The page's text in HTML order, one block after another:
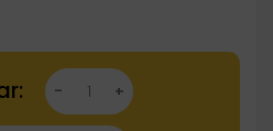
GOAT Air No6 Shape